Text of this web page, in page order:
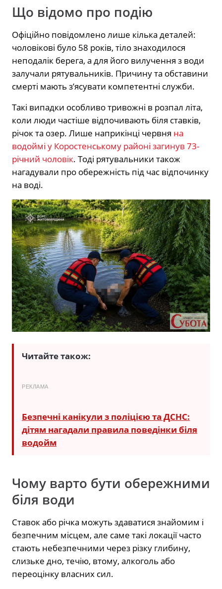
Що відомо про подію
Офіційно повідомлено лише кілька деталей:
чоловікові було 58 років, тіло знаходилося
неподалік берега, а для його вилучення з води
залучали рятувальників. Причину та обставини
смерті мають з’ясувати компетентні служби.
Такі випадки особливо тривожні в розпал літа,
коли люди частіше відпочивають біля ставків,
річок та озер. Лише наприкінці червня на
водоймі у Коростенському районі загинув 73-
річний чоловік. Тоді рятувальники також
нагадували про обережність під час відпочинку
на воді.
Читайте також:
РЕКЛАМА
Безпечні канікули з поліцією та ДСНС:
дітям нагадали правила поведінки біля
водойм
Чому варто бути обережними
біля води
Ставок або річка можуть здаватися знайомим і
безпечним місцем, але саме такі локації часто
стають небезпечними через різку глибину,
слизьке дно, течію, втому, алкоголь або
переоцінку власних сил.